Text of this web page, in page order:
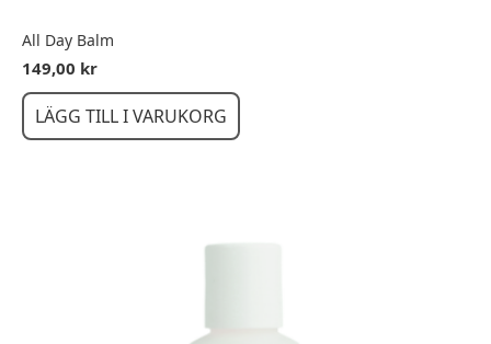
All Day Balm
149,00 kr
LÄGG TILL I VARUKORG